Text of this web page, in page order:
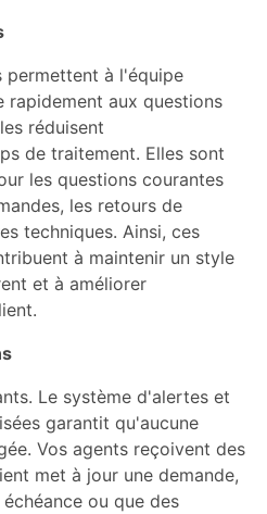
permettent à l'équipe
rapidement aux questions
réduisent
de traitement. Elles sont
les questions courantes
les retours de
techniques. Ainsi, ces
à maintenir un style
et à améliorer
Le système d'alertes et
garantit qu'aucune
Vos agents reçoivent des
met à jour une demande,
ou que des